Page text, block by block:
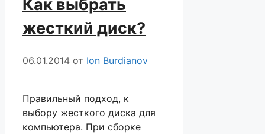
Как выбрать
жесткий диск?
06.01.2014 от Ion Burdianov
Правильный подход, к
выбору жесткого диска для
компьютера. При сборке